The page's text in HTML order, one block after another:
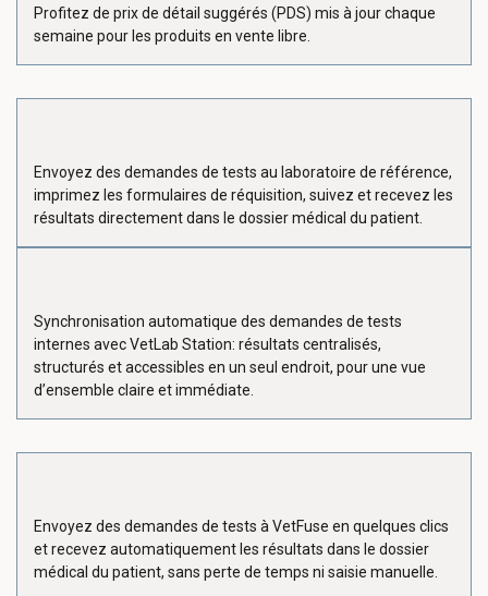
Profitez de prix de détail suggérés (PDS) mis à jour chaque
semaine pour les produits en vente libre.
Envoyez des demandes de tests au laboratoire de référence,
imprimez les formulaires de réquisition, suivez et recevez les
résultats directement dans le dossier médical du patient.
Synchronisation automatique des demandes de tests
internes avec VetLab Station: résultats centralisés,
structurés et accessibles en un seul endroit, pour une vue
d’ensemble claire et immédiate.
Envoyez des demandes de tests à VetFuse en quelques clics
et recevez automatiquement les résultats dans le dossier
médical du patient, sans perte de temps ni saisie manuelle.